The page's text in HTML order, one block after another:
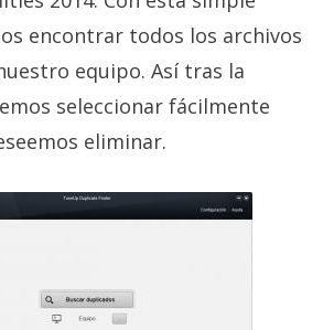
encontrar todos los archivos
equipo. Así tras la
seleccionar fácilmente
eliminar.